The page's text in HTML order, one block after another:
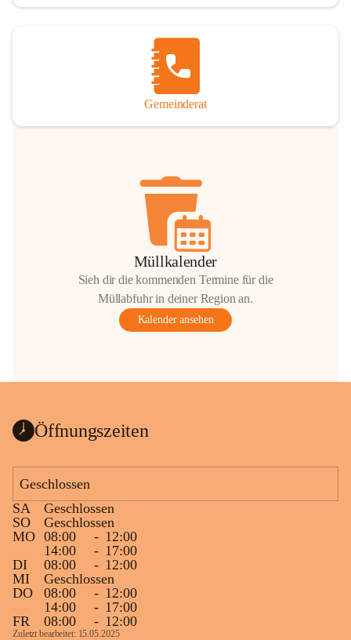
Gemeinderat
Müllkalender
Sieh dir die kommenden Termine für die
Müllabfuhr in deiner Region an.
Kalender ansehen
Öffnungszeiten
Geschlossen
SA
Geschlossen
SO
Geschlossen
MO 08:00 - 12:00
14:00
- 17:00
DI
08:00 - 12:00
MI
Geschlossen
DO
08:00 - 12:00
14:00
- 17:00
FR
08:00 - 12:00
Zuletzt bearbeitet: 15.05.2025